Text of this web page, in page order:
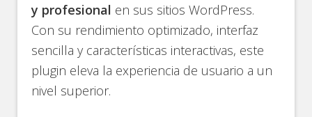
y profesional en sus sitios WordPress.
Con su rendimiento optimizado, interfaz
sencilla y características interactivas, este
plugin eleva la experiencia de usuario a un
nivel superior.